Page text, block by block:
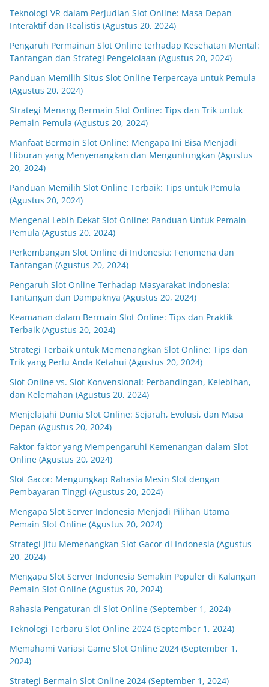
Teknologi VR dalam Perjudian Slot Online: Masa Depan
Interaktif dan Realistis (Agustus 20, 2024)
Pengaruh Permainan Slot Online terhadap Kesehatan Mental:
Tantangan dan Strategi Pengelolaan (Agustus 20, 2024)
Panduan Memilih Situs Slot Online Terpercaya untuk Pemula
(Agustus 20, 2024)
Strategi Menang Bermain Slot Online: Tips dan Trik untuk
Pemain Pemula (Agustus 20, 2024)
Manfaat Bermain Slot Online: Mengapa Ini Bisa Menjadi
Hiburan yang Menyenangkan dan Menguntungkan (Agustus
20, 2024)
Panduan Memilih Slot Online Terbaik: Tips untuk Pemula
(Agustus 20, 2024)
Mengenal Lebih Dekat Slot Online: Panduan Untuk Pemain
Pemula (Agustus 20, 2024)
Perkembangan Slot Online di Indonesia: Fenomena dan
Tantangan (Agustus 20, 2024)
Pengaruh Slot Online Terhadap Masyarakat Indonesia:
Tantangan dan Dampaknya (Agustus 20, 2024)
Keamanan dalam Bermain Slot Online: Tips dan Praktik
Terbaik (Agustus 20, 2024)
Strategi Terbaik untuk Memenangkan Slot Online: Tips dan
Trik yang Perlu Anda Ketahui (Agustus 20, 2024)
Slot Online vs. Slot Konvensional: Perbandingan, Kelebihan,
dan Kelemahan (Agustus 20, 2024)
Menjelajahi Dunia Slot Online: Sejarah, Evolusi, dan Masa
Depan (Agustus 20, 2024)
Faktor-faktor yang Mempengaruhi Kemenangan dalam Slot
Online (Agustus 20, 2024)
Slot Gacor: Mengungkap Rahasia Mesin Slot dengan
Pembayaran Tinggi (Agustus 20, 2024)
Mengapa Slot Server Indonesia Menjadi Pilihan Utama
Pemain Slot Online (Agustus 20, 2024)
Strategi Jitu Memenangkan Slot Gacor di Indonesia (Agustus
20, 2024)
Mengapa Slot Server Indonesia Semakin Populer di Kalangan
Pemain Slot Online (Agustus 20, 2024)
Rahasia Pengaturan di Slot Online (September 1, 2024)
Teknologi Terbaru Slot Online 2024 (September 1, 2024)
Memahami Variasi Game Slot Online 2024 (September 1,
2024)
Strategi Bermain Slot Online 2024 (September 1, 2024)